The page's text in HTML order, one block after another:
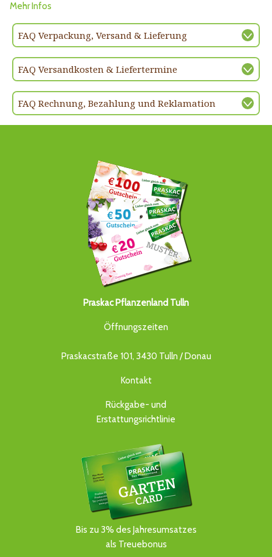
Mehr Infos
FAQ Verpackung, Versand & Lieferung
FAQ Versandkosten & Liefertermine
FAQ Rechnung, Bezahlung und Reklamation
Praskac Pflanzenland Tulln
Öffnungszeiten
Praskacstraße 101, 3430 Tulln / Donau
Kontakt
Rückgabe- und
Erstattungsrichtlinie
Bis zu 3% des Jahresumsatzes
als Treuebonus